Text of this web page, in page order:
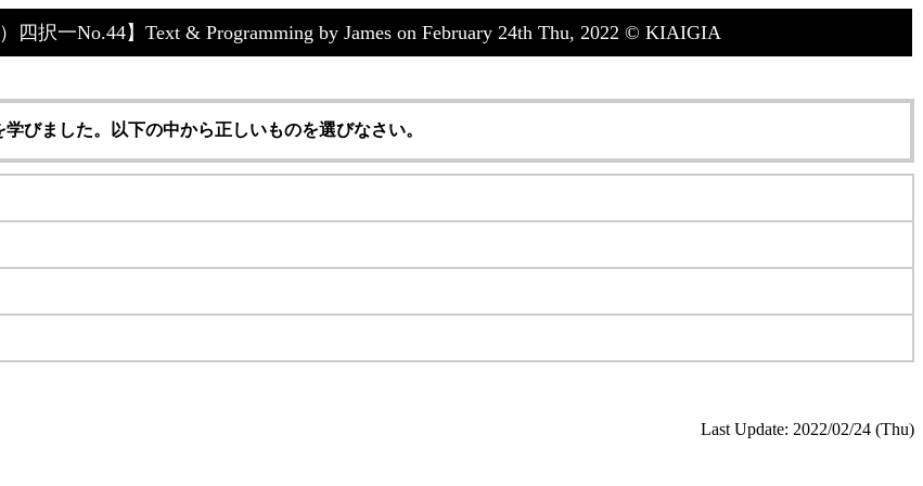
四択一No.44】Text & Programming by James on February 24th Thu, 2022 © KIAIGIA
びました。以下の中から正しいものを選びなさい。
Last Update: 2022/02/24 (Thu)